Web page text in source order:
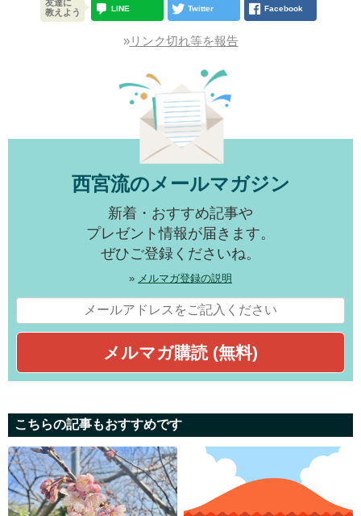
友達に
教えよう
LINE Twitter Facebook
»リンク切れ等を報告
西宮流のメールマガジン
新着・おすすめ記事や
プレゼント情報が届きます。
ぜひご登録くださいね。
» メルマガ登録の説明
こちらの記事もおすすめです